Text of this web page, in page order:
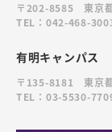
〒202-8585 東京
TEL：042-468-
有明キャンパス
〒135-8181 東京
TEL：03-5530-